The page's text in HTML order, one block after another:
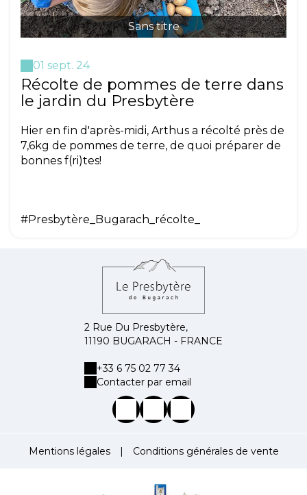
Sans titre
01 sept. 24
Récolte de pommes de terre dans
le jardin du Presbytère
Hier en fin d'après-midi, Arthus a récolté près de
7,6kg de pommes de terre, de quoi préparer de
bonnes f(ri)tes!
#Presbytère_Bugarach_récolte_
2 Rue Du Presbytère,
11190 BUGARACH - FRANCE
+33 6 75 02 77 34
Contacter par email
Mentions légales | Conditions générales de vente